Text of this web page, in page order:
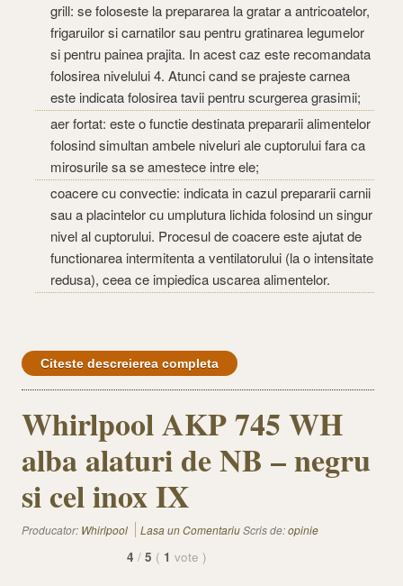
grill: se foloseste la prepararea la gratar a antricoatelor,
frigaruilor si carnatilor sau pentru gratinarea legumelor
si pentru painea prajita. In acest caz este recomandata
folosirea nivelului 4. Atunci cand se prajeste carnea
este indicata folosirea tavii pentru scurgerea grasimii;
aer fortat: este o functie destinata prepararii alimentelor
folosind simultan ambele niveluri ale cuptorului fara ca
mirosurile sa se amestece intre ele;
coacere cu convectie: indicata in cazul prepararii carnii
sau a placintelor cu umplutura lichida folosind un singur
nivel al cuptorului. Procesul de coacere este ajutat de
functionarea intermitenta a ventilatorului (la o intensitate
redusa), ceea ce impiedica uscarea alimentelor.
Citeste descreierea completa
Whirlpool AKP 745 WH
alba alaturi de NB – negru
si cel inox IX
Producator: Whirlpool Lasa un ComentariuScris de:opinie
4 / 5 ( 1 vote )